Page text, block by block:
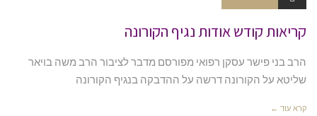
קריאות קודש אודות נגיף הקורונה
הרב בני פישר עסקן רפואי מפורסם מדבר לציבור הרב משה בויאר
שליטא על הקורונה דרשה על ההדבקה בנגיף הקורונה
קרא עוד ←